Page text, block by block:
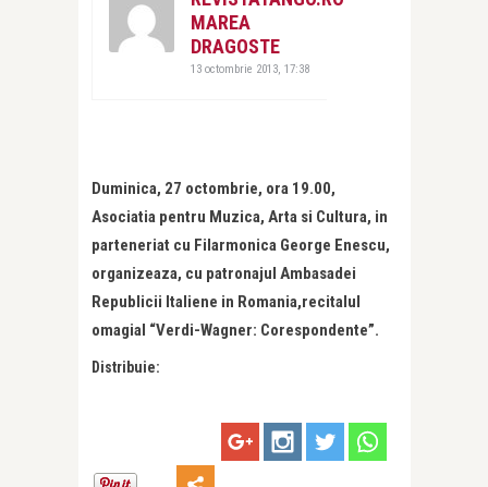
MAREA
DRAGOSTE
13 octombrie 2013, 17:38
Duminica, 27 octombrie, ora 19.00,
Asociatia pentru Muzica, Arta si Cultura, in
parteneriat cu Filarmonica George Enescu,
organizeaza, cu patronajul Ambasadei
Republicii Italiene in Romania,recitalul
omagial “Verdi-Wagner: Corespondente”.
Distribuie: